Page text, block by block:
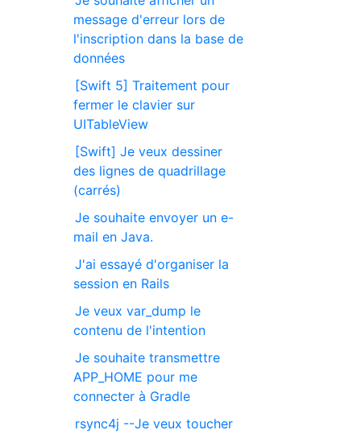
message d'erreur lors de
l'inscription dans la base de
données
[Swift 5] Traitement pour
fermer le clavier sur
UITableView
[Swift] Je veux dessiner
des lignes de quadrillage
(carrés)
Je souhaite envoyer un e-
mail en Java.
J'ai essayé d'organiser la
session en Rails
Je veux var_dump le
contenu de l'intention
Je souhaite transmettre
APP_HOME pour me
connecter à Gradle
rsync4j --Je veux toucher